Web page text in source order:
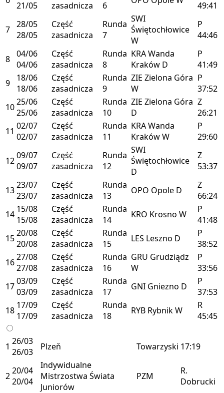
21/05 zasadnicza 6 49:41
7 28/05
28/05
Część
zasadnicza
Runda
7
SWI
Świętochłowice
W
P
44:46
8 04/06
04/06
Część
zasadnicza
Runda
8
KRAWanda
Kraków D
P
41:49
9
18/06
18/06
Część
zasadnicza
Runda
9
ZIE Zielona Góra
W
P
37:52
1025/06
25/06
Część
zasadnicza
Runda
10
ZIE Zielona Góra
D
Z
26:21
11 02/07
02/07
Część
zasadnicza
Runda
11
KRAWanda
KrakówW
P
29:60
1209/07
09/07
Część
zasadnicza
Runda
12
SWI
Świętochłowice
D
Z
53:37
1323/07
23/07
Część
zasadnicza
Runda
13
OPO Opole D
Z
66:24
14 15/08
15/08
Część
zasadnicza
Runda
14
KRO Krosno W
P
41:48
1520/08
20/08
Część
zasadnicza
Runda
15
LES Leszno D
P
38:52
1627/08
27/08
Część
zasadnicza
Runda
16
GRU Grudziądz
W
P
33:56
1703/09
03/09
Część
zasadnicza
Runda
17
GNI Gniezno D
P
37:53
18 17/09
17/09
Część
zasadnicza
Runda
18
RYB RybnikW
R
45:45
1 26/03
26/03
Plzeň Towarzyski 17:19
220/04
20/04
Indywidualne
Mistrzostwa Świata
Juniorów
PZM
R.
Dobrucki